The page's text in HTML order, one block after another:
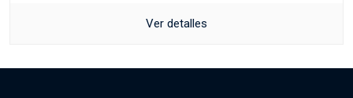
Ver detalles